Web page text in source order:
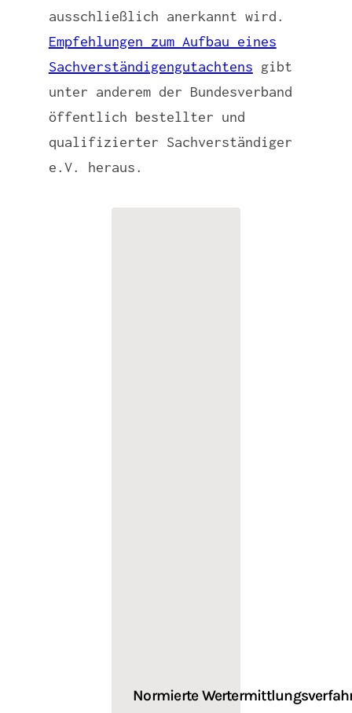
ausschließlich anerkannt wird.
Empfehlungen zum Aufbau eines
Sachverständigengutachtens gibt
unter anderem der Bundesverband
öffentlich bestellter und
qualifizierter Sachverständiger
e.V. heraus.
Normierte